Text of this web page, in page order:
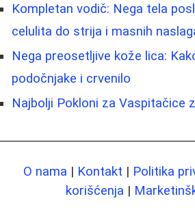
Kompletan vodič: Nega tela
celulita do strija i masnih
Nega preosetljive kože lica:
podočnjake i crvenilo
Najbolji Pokloni za Vaspitačice
O nama | Kontakt | Politika
korišćenja |